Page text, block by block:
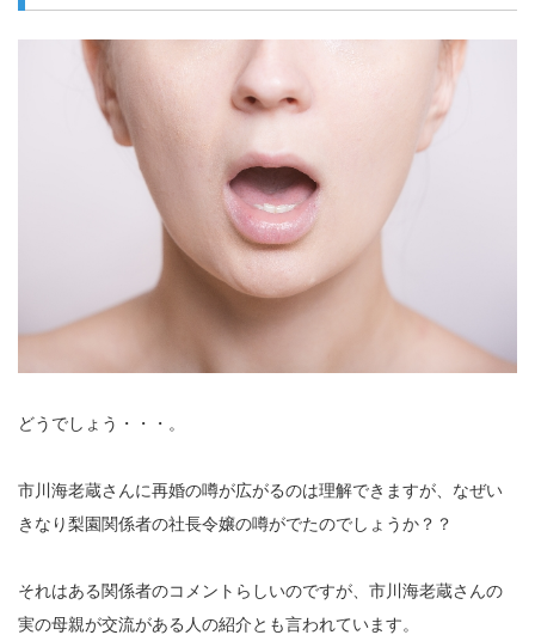
どうでしょう・・・。
市川海老蔵さんに再婚の噂が広がるのは理解できますが、なぜい
きなり梨園関係者の社長令嬢の噂がでたのでしょうか？？
それはある関係者のコメントらしいのですが、市川海老蔵さんの
実の母親が交流がある人の紹介とも言われています。